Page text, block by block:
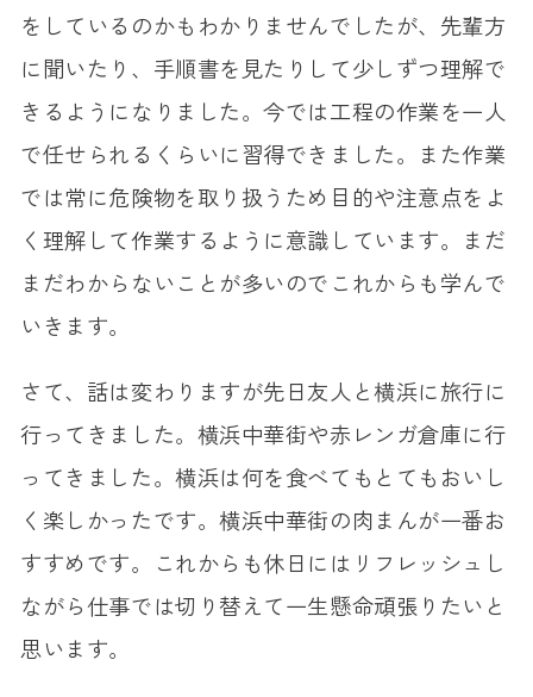
をしているのかもわかりませんでしたが、先輩方
に聞いたり、手順書を見たりして少しずつ理解で
きるようになりました。今では工程の作業を一人
で任せられるくらいに習得できました。また作業
では常に危険物を取り扱うため目的や注意点をよ
く理解して作業するように意識しています。まだ
まだわからないことが多いのでこれからも学んで
いきます。
さて、話は変わりますが先日友人と横浜に旅行に
行ってきました。横浜中華街や赤レンガ倉庫に行
ってきました。横浜は何を食べてもとてもおいし
く楽しかったです。横浜中華街の肉まんが一番お
すすめです。これからも休日にはリフレッシュし
ながら仕事では切り替えて一生懸命頑張りたいと
思います。